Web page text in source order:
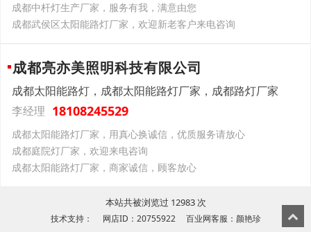
成都中杆灯生产厂家，服务有我，满意由您
成都武侯区太阳能路灯厂家，欢迎新老客户来电咨询
成都亮亦美照明科技有限公司
成都太阳能路灯，成都太阳能路灯厂家，成都路灯厂家
李经理 18108245529
成都太阳能路灯厂家，用真心换诚信，优质服务请放心
成都庭院灯厂家，欢迎来电咨询
成都太阳能路灯厂家，商家诚信，顾客放心
本站共被浏览过 12983 次
技术支持： 网店ID：20755922 百业网客服：颜艳珍